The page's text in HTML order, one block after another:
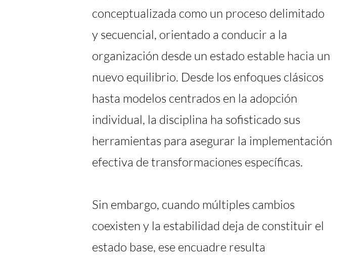
conceptualizada como un proceso delimitado
y secuencial, orientado a conducir a la
organización desde un estado estable hacia un
nuevo equilibrio. Desde los enfoques clásicos
hasta modelos centrados en la adopción
individual, la disciplina ha sofisticado sus
herramientas para asegurar la implementación
efectiva de transformaciones específicas.
Sin embargo, cuando múltiples cambios
coexisten y la estabilidad deja de constituir el
estado base, ese encuadre resulta